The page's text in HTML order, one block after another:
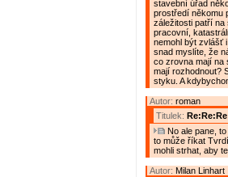
stavební úřad
prostředí někomu
záležitosti patří na
pracovní,
nemohl být zvlášť
snad myslíte, že
co zrovna mají na
mají rozhodnout?
styku. A
Autor: roman
Titulek:
No ale pane,
to může říkat
mohli strhat, aby
Autor: Milan Linhart